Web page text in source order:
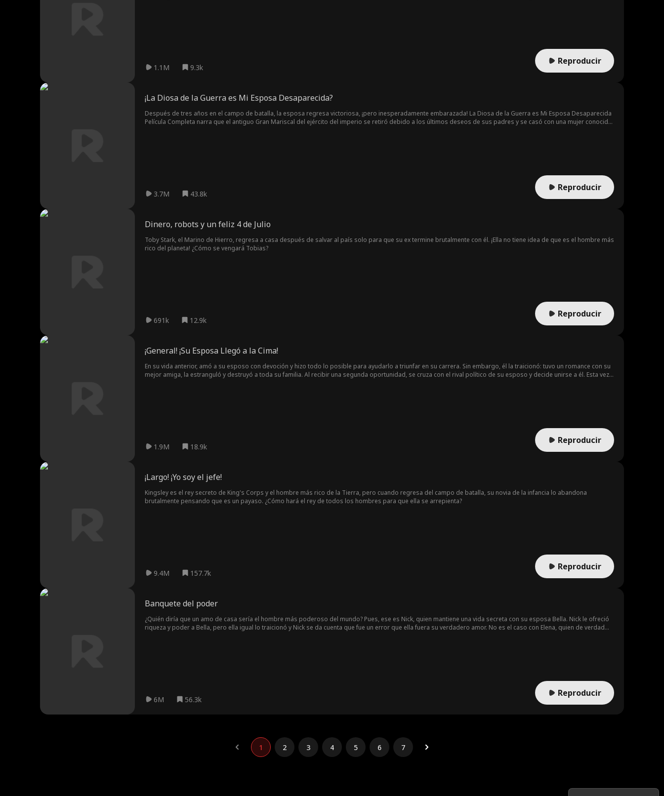
1.1M 9.3k
Reproducir
¡La Diosa de la Guerra es Mi Esposa Desaparecida?
Después de tres años en el campo de batalla, la esposa regresa victoriosa, ¡pero inesperadamente embarazada! La Diosa de la Guerra es Mi Esposa Desaparecida
Película Completa narra que el antiguo Gran Mariscal del ejército del imperio se retiró debido a los últimos deseos de sus padres y se casó con una mujer conocida
3.7M 43.8k
Reproducir
Dinero, robots y un feliz 4 de Julio
Toby Stark, el Marino de Hierro, regresa a casa después de salvar al país solo para que su ex termine brutalmente con él. ¡Ella no tiene idea de que es el hombre más
rico del planeta! ¿Cómo se vengará Tobias?
691k 12.9k
Reproducir
¡General! ¡Su Esposa Llegó a la Cima!
En su vida anterior, amó a su esposo con devoción y hizo todo lo posible para ayudarlo a triunfar en su carrera. Sin embargo, él la traicionó: tuvo un romance con su
mejor amiga, la estranguló y destruyó a toda su familia. Al recibir una segunda oportunidad, se cruza con el rival político de su esposo y decide unirse a él. Esta vez,
1.9M 18.9k
Reproducir
¡Largo! ¡Yo soy el jefe!
Kingsley es el rey secreto de King's Corps y el hombre más rico de la Tierra, pero cuando regresa del campo de batalla, su novia de la infancia lo abandona
brutalmente pensando que es un payaso. ¿Cómo hará el rey de todos los hombres para que ella se arrepienta?
9.4M 157.7k
Reproducir
Banquete del poder
¿Quién diría que un amo de casa sería el hombre más poderoso del mundo? Pues, ese es Nick, quien mantiene una vida secreta con su esposa Bella. Nick le ofreció
riqueza y poder a Bella, pero ella igual lo traicionó y Nick se da cuenta que fue un error que ella fuera su verdadero amor. No es el caso con Elena, quien de verdad
6M 56.3k
Reproducir
1 2 3 4 5 6 7